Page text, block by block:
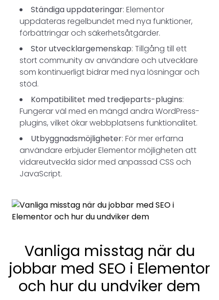
Ständiga uppdateringar: Elementor
uppdateras regelbundet med nya funktioner,
förbättringar och säkerhetsåtgärder.
Stor utvecklargemenskap: Tillgång till ett
stort community av användare och utvecklare
som kontinuerligt bidrar med nya lösningar och
stöd.
Kompatibilitet med tredjeparts-plugins:
Fungerar väl med en mängd andra WordPress-
plugins, vilket ökar webbplatsens funktionalitet.
Utbyggnadsmöjligheter: För mer erfarna
användare erbjuder Elementor möjligheten att
vidareutveckla sidor med anpassad CSS och
JavaScript.
Vanliga misstag när du
jobbar med SEO i Elementor
och hur du undviker dem